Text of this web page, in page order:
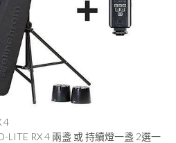
4
LITE RX 4 兩盞 或 持續燈一盞 2選一